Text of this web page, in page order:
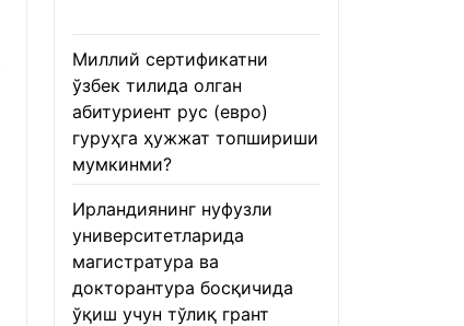
Миллий сертификатни
ўзбек тилида олган
абитуриент рус (евро)
гуруҳга ҳужжат топшириши
мумкинми?
Ирландиянинг нуфузли
университетларида
магистратура ва
докторантура босқичида
ўқиш учун тўлиқ грант